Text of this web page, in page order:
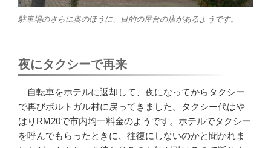
駐車場のさらに奥のほうに、目的の屋台の店があるようです。
夜にタクシーで再来
自転車をホテルに返却して、夜になってからタクシー
で再びポルトガル村に戻ってきました。タクシー代はや
はりRM20で市内均一料金のようです。ホテルでタクシー
を呼んでもらったときに、往復にしないのかと聞かれま